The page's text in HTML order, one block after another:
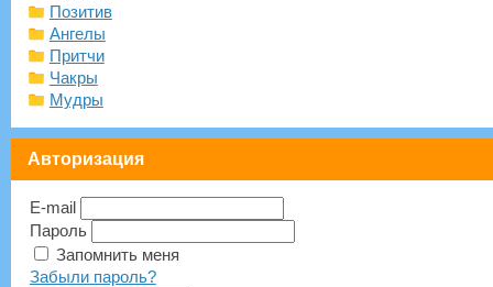
Позитив
Ангелы
Притчи
Чакры
Мудры
Авторизация
E-mail
Пароль
Запомнить меня
Забыли пароль?